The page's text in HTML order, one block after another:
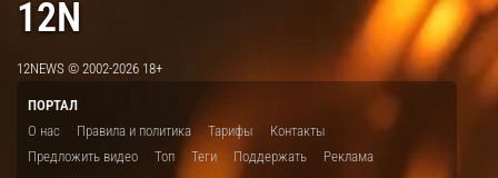
12N
12NEWS © 2002-2026 18+
ПОРТАЛ
О нас
Правила и политика Тарифы
Контакты
Предложить видео
Топ Теги Поддержать Реклама